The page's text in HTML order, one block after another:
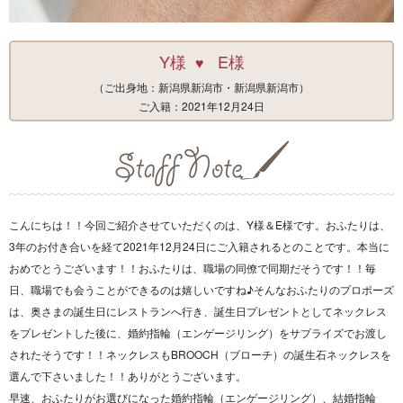
Y様 ♥ E様
（ご出身地：新潟県新潟市・新潟県新潟市）
ご入籍：2021年12月24日
こんにちは！！今回ご紹介させていただくのは、Y様＆E様です。おふたりは、
3年のお付き合いを経て2021年12月24日にご入籍されるとのことです。本当に
おめでとうございます！！おふたりは、職場の同僚で同期だそうです！！毎
日、職場でも会うことができるのは嬉しいですね♪そんなおふたりのプロポーズ
は、奥さまの誕生日にレストランへ行き、誕生日プレゼントとしてネックレス
をプレゼントした後に、婚約指輪（エンゲージリング）をサプライズでお渡し
されたそうです！！ネックレスもBROOCH（ブローチ）の誕生石ネックレスを
選んで下さいました！！ありがとうございます。
早速、おふたりがお選びになった婚約指輪（エンゲージリング）、結婚指輪